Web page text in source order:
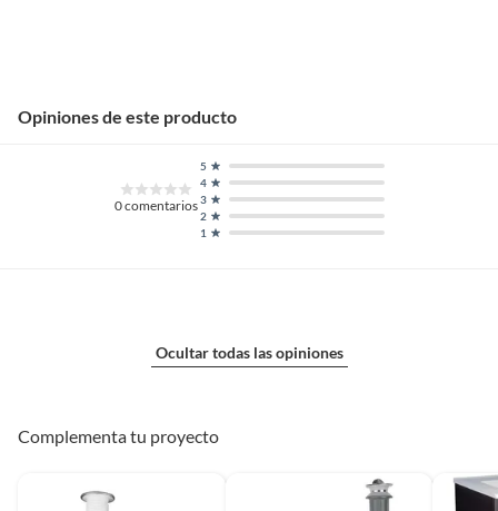
Opiniones de este producto
0comentarios
1
2
3
4
5
Ocultar todas las opiniones
Complementa tu proyecto